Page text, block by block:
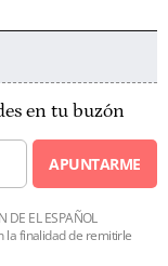
en tu buzón
APUNTARME
DE EL ESPAÑOL
la finalidad de remitirle